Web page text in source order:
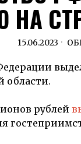
15.06.2023
области.
рублей